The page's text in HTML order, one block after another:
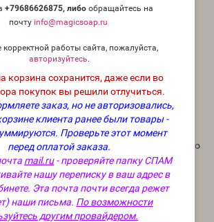
+79686626875, либообращайтесь на
почту info@magicsoap.ru
корректной работы сайта, пожалуйста,
авторизуйтесь.
корзина сохранится, даже если во
покупок вы решили отлучиться.
заказ, но не авторизовались,
клиента ранее были товары -
Проверьте этот момент
перед оплатой заказа.
mail.ru- проверяйте папку СПАМ
нашу переписку в ваш адрес в
Эта почта почти всегда режет
наши письма. По возможности
другим провайдером.
кожи
пены
и горячей);
соединении с щелочами;
соединении с сильными кислотами;
массу при добавлении буры.
которое растет на многих континентах, но
и распространенность имеет в Индии и
гуара – способность выступать
веществ. Катионный (шелковый)
переработки семян гуара, который
загустителем и